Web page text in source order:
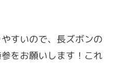
すいので、長ズボンの
をお願いします！これ